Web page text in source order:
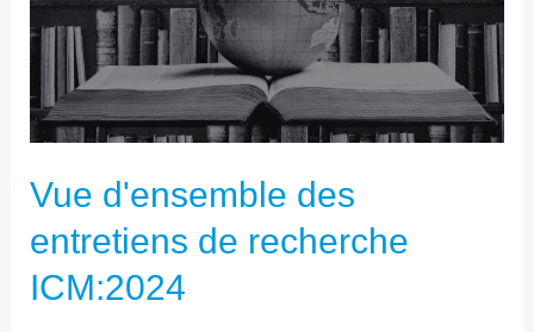
Vue d'ensemble des
entretiens de recherche
ICM:2024
ENTRETIENS
DE
RECHERCHE